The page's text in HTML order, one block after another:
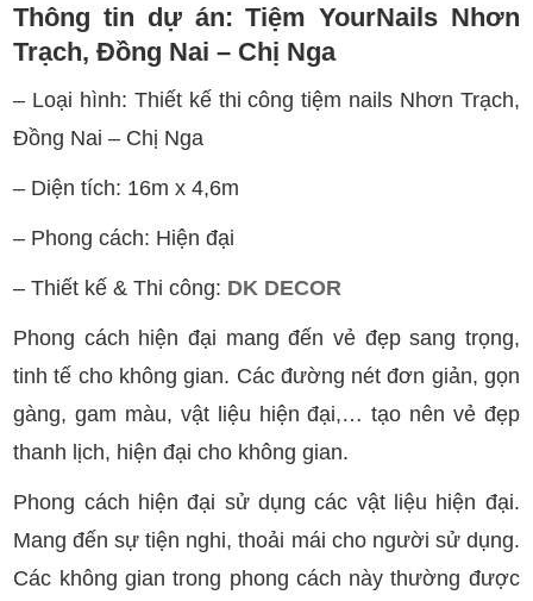
Thông tin dự án: Tiệm YourNails Nhơn
Trạch, Đồng Nai – Chị Nga
– Loại hình: Thiết kế thi công tiệm nails Nhơn Trạch,
Đồng Nai– Chị Nga
– Diện tích: 16m x 4,6m
– Phong cách: Hiện đại
– Thiết kế & Thi công: DK DECOR
Phong cách hiện đại mang đến vẻ đẹp sang trọng,
tinh tế cho không gian. Các đường nét đơn giản, gọn
gàng, gam màu, vật liệu hiện đại,… tạo nên vẻ đẹp
thanh lịch, hiện đại cho không gian.
Phong cách hiện đại sử dụng các vật liệu hiện đại.
Mang đến sự tiện nghi, thoải mái cho người sử dụng.
Các không gian trong phong cách này thường được